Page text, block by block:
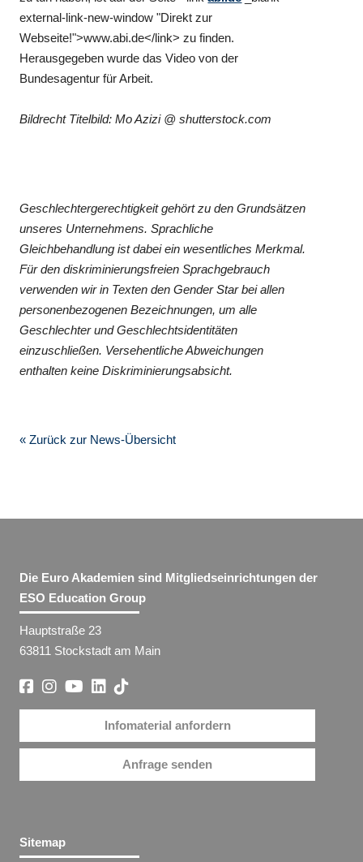
external-link-new-window "Direkt zur
Webseite!">www.abi.de</link> zu finden.
Herausgegeben wurde das Video von der
Bundesagentur für Arbeit.
Bildrecht Titelbild: Mo Azizi @ shutterstock.com
Geschlechtergerechtigkeit gehört zu den Grundsätzen
unseres Unternehmens. Sprachliche
Gleichbehandlung ist dabei ein wesentliches Merkmal.
Für den diskriminierungsfreien Sprachgebrauch
verwenden wir in Texten den Gender Star bei allen
personenbezogenen Bezeichnungen, um alle
Geschlechter und Geschlechtsidentitäten
einzuschließen. Versehentliche Abweichungen
enthalten keine Diskriminierungsabsicht.
« Zurück zur News-Übersicht
Die Euro Akademien sind Mitgliedseinrichtungen der
ESO Education Group
Hauptstraße 23
63811 Stockstadt am Main
Infomaterial anfordern
Anfrage senden
Sitemap